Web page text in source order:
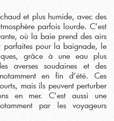
et plus humide, avec des
parfois lourde. C’est
où la baie prend des airs
parfaites pour la baignade, le
grâce à une eau plus
averses soudaines et des
en fin d’été. Ces
mais ils peuvent perturber
en mer. C’est aussi une
par les voyageurs